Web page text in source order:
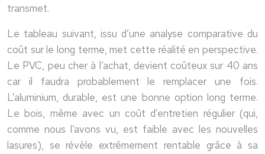
transmet.
Le tableau suivant, issu d’une analyse comparative du
coût sur le long terme, met cette réalité en perspective.
Le PVC, peu cher à l’achat, devient coûteux sur 40 ans
car il faudra probablement le remplacer une fois.
L’aluminium, durable, est une bonne option long terme.
Le bois, même avec un coût d’entretien régulier (qui,
comme nous l’avons vu, est faible avec les nouvelles
lasures), se révèle extrêmement rentable grâce à sa